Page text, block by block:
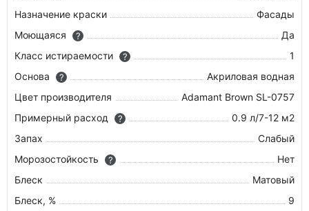
Назначение краски
Фасады
Моющаяся
?
Да
Класс истираемости
?
1
Основа
?
Акриловая водная
Цвет производителя
Adamant Brown SL-0757
Примерный расход
?
0.9 л/7-12 м2
Запах
Слабый
Морозостойкость
?
Нет
Блеск
Матовый
Блеск, %
9